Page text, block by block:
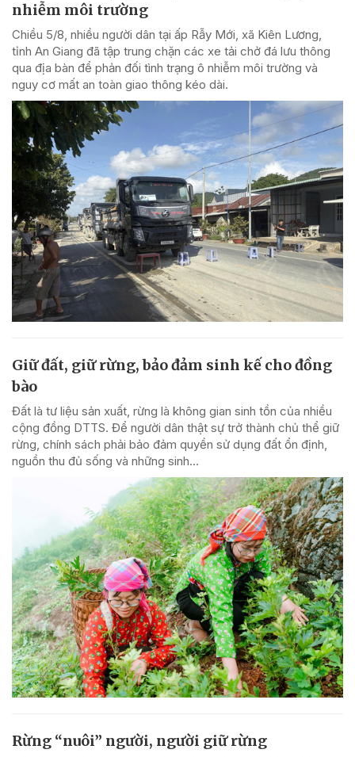
nhiễm môi trường
Chiều 5/8, nhiều người dân tại ấp Rẫy Mới, xã Kiên Lương,
tỉnh An Giang đã tập trung chặn các xe tải chở đá lưu thông
qua địa bàn để phản đối tình trạng ô nhiễm môi trường và
nguy cơ mất an toàn giao thông kéo dài.
Giữ đất, giữ rừng, bảo đảm sinh kế cho đồng
bào
Đất là tư liệu sản xuất, rừng là không gian sinh tồn của nhiều
cộng đồng DTTS. Để người dân thật sự trở thành chủ thể giữ
rừng, chính sách phải bảo đảm quyền sử dụng đất ổn định,
nguồn thu đủ sống và những sinh...
Rừng “nuôi” người, người giữ rừng